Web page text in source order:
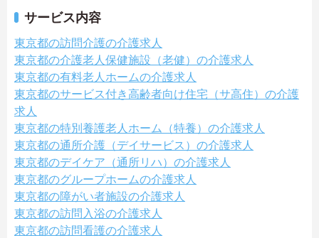
サービス内容
東京都の訪問介護の介護求人
東京都の介護老人保健施設（老健）の介護求人
東京都の有料老人ホームの介護求人
東京都のサービス付き高齢者向け住宅（サ高住）の介護
求人
東京都の特別養護老人ホーム（特養）の介護求人
東京都の通所介護（デイサービス）の介護求人
東京都のデイケア（通所リハ）の介護求人
東京都のグループホームの介護求人
東京都の障がい者施設の介護求人
東京都の訪問入浴の介護求人
東京都の訪問看護の介護求人